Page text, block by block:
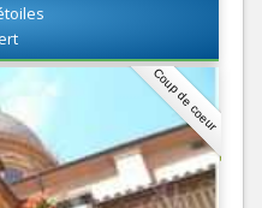
Coup de coeur